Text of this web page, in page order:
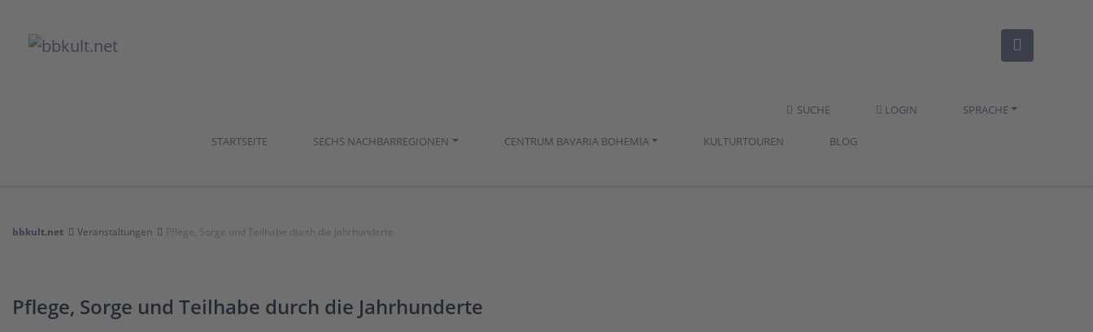
SUCHE LOGIN SPRACHE
STARTSEITE SECHS NACHBARREGIONEN CENTRUM BAVARIA BOHEMIA KULTURTOUREN BLOG
bbkult.net Veranstaltungen Pflege, Sorge und Teilhabe durch die Jahrhunderte
Pflege, Sorge und Teilhabe durch die Jahrhunderte